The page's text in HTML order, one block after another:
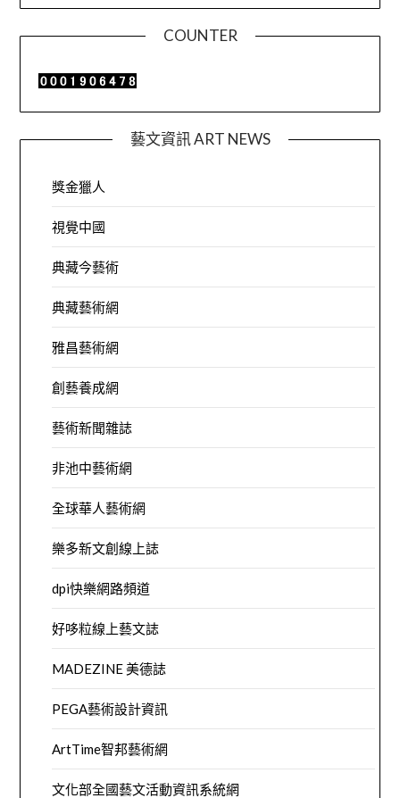
COUNTER
藝文資訊 ART NEWS
獎金獵人
視覺中國
典藏今藝術
典藏藝術網
雅昌藝術網
創藝養成網
藝術新聞雜誌
非池中藝術網
全球華人藝術網
樂多新文創線上誌
dpi快樂網路頻道
好哆粒線上藝文誌
MADEZINE 美德誌
PEGA藝術設計資訊
ArtTime智邦藝術網
文化部全國藝文活動資訊系統網